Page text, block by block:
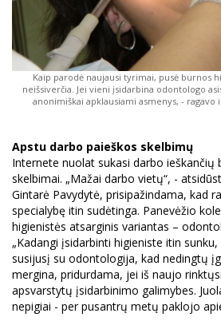
Kaip parodė naujausi tyrimai, pusė burnos
neišsiverčia. Jei vieni įsidarbina odontologo
anonimiškai apklausiami asmenys, - ragavo
Apstu darbo paieškos skelbimų
Internete nuolat sukasi darbo ieškančių
skelbimai. „Mažai darbo vietų“, -
Gintarė Pavydytė, prisipažindama, kad
specialybę itin sudėtinga. Panevėžio
higienistės atsarginis variantas –
„Kadangi įsidarbinti higieniste itin
susijusį su odontologija, kad nedingtų
mergina, pridurdama, jei iš naujo
apsvarstytų įsidarbinimo galimybes.
nepigiai - per pusantrų metų paklojo